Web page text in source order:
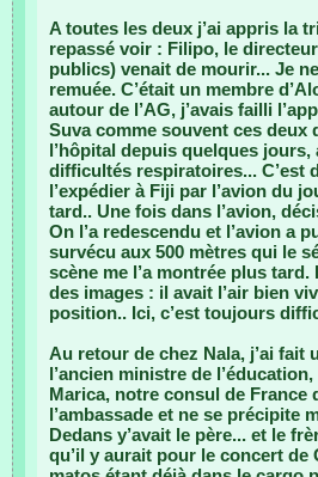
A toutes les deux j’ai appris la
repassé voir : Filipo, le
publics) venait de mourir... Je
remuée. C’était un membre
autour de l’AG, j’avais failli
Suva comme souvent ces deux
l’hôpital depuis quelques
difficultés respiratoires... C’est
l’expédier à Fiji par l’avion du
tard.. Une fois dans l’avion,
On l’a redescendu et l’avion a
survécu aux 500 mètres qui le
scène me l’a montrée plus
des images : il avait l’air bien
position.. Ici, c’est toujours
Au retour de chez Nala, j’ai fait
l’ancien ministre de
Marica, notre consul de France
l’ambassade et ne se précipite
Dedans y’avait le père... et le
qu’il y aurait pour le concert